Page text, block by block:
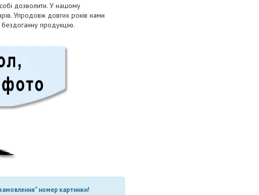
дозволити. У нашому
Упродовж довгих років нами
продукцію.
номер картинки!